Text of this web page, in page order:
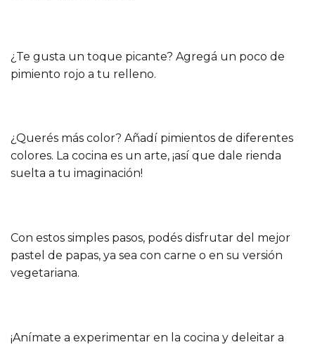
¿Te gusta un toque picante? Agregá un poco de
pimiento rojo a tu relleno.
¿Querés más color? Añadí pimientos de diferentes
colores. La cocina es un arte, ¡así que dale rienda
suelta a tu imaginación!
Con estos simples pasos, podés disfrutar del mejor
pastel de papas, ya sea con carne o en su versión
vegetariana.
¡Anímate a experimentar en la cocina y deleitar a